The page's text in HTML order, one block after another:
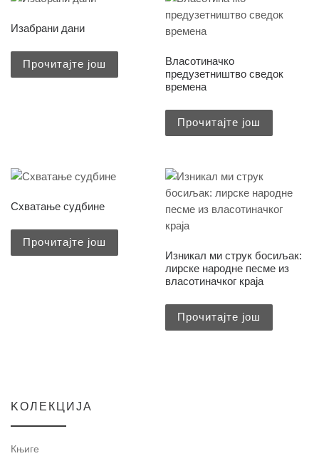
Изабрани дани
Прочитајте још
Власотиначко
предузетништво сведок
времена
Прочитајте још
Схватање судбине
Прочитајте још
Изникал ми струк босиљак:
лирске народне песме из
власотиначког краја
Прочитајте још
KOЛЕКЦИЈА
Књиге